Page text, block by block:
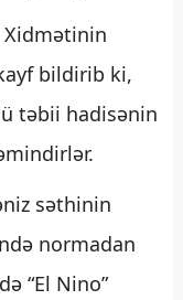
bildirib ki,
təbii hadisənin
səthinin
normadan
“El Nino”